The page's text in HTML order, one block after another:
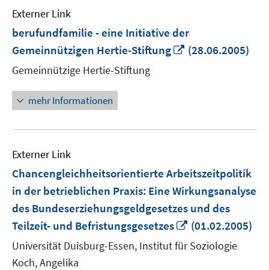
Externer Link
berufundfamilie - eine Initiative der
Gemeinnützigen Hertie-Stiftung
In
(28.06.2005)
Gemeinnützige Hertie-Stiftung
mehr Informationen
Externer Link
Chancengleichheitsorientierte Arbeitszeitpolitik
in der betrieblichen Praxis: Eine Wirkungsanalyse
des Bundeserziehungsgeldgesetzes und des
Teilzeit- und Befristungsgesetzes
In
neuem
Fenster
(01.02.2005)
Universität Duisburg-Essen, Institut für Soziologie
Koch, Angelika